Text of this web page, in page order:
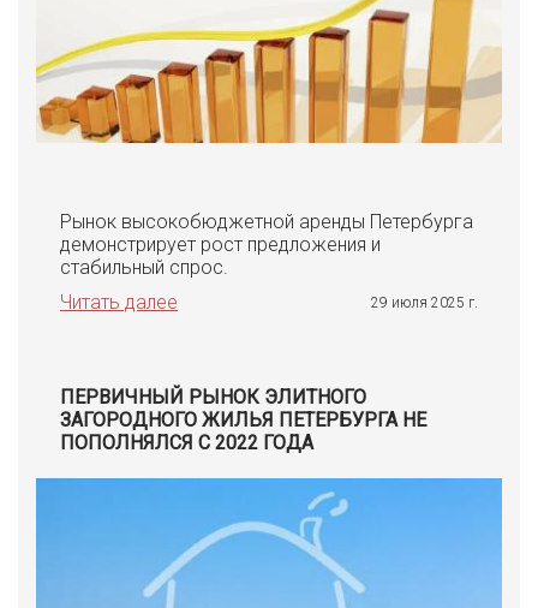
Рынок высокобюджетной аренды Петербурга
демонстрирует рост предложения и
стабильный спрос.
Читать далее
29 июля 2025 г.
ПЕРВИЧНЫЙ РЫНОК ЭЛИТНОГО
ЗАГОРОДНОГО ЖИЛЬЯ ПЕТЕРБУРГА НЕ
ПОПОЛНЯЛСЯ С 2022 ГОДА